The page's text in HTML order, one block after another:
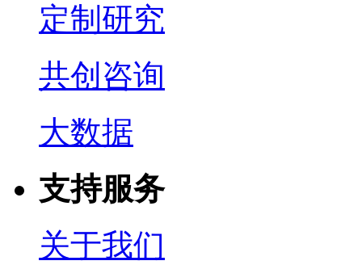
定制研究
共创咨询
大数据
支持服务
关于我们